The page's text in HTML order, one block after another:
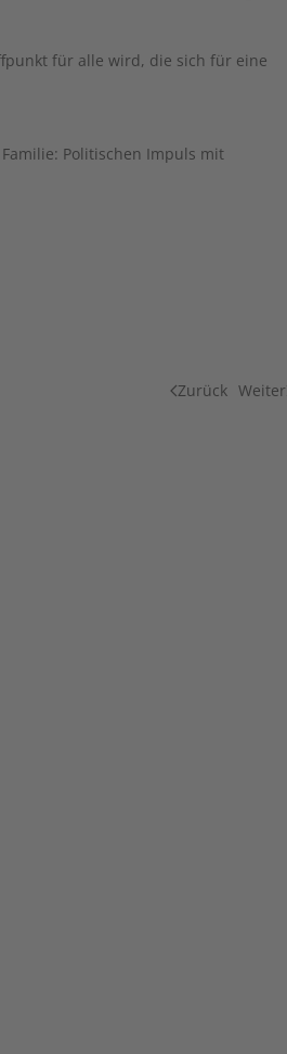
für alle wird, die sich für eine
Politischen Impuls mit
Zurück Weiter